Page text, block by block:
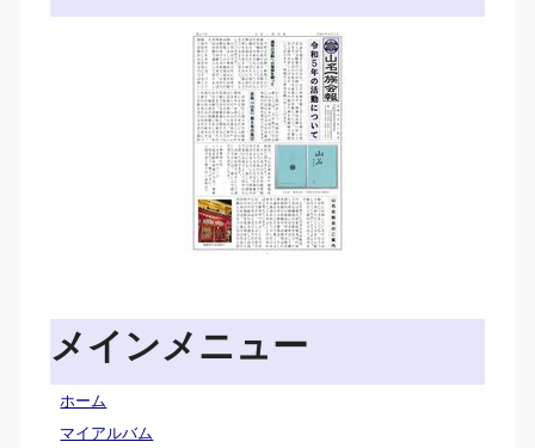
メインメニュー
ホーム
マイアルバム